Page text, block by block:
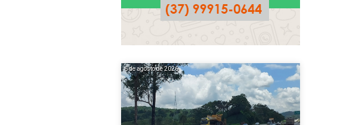
6 de agosto de 2026